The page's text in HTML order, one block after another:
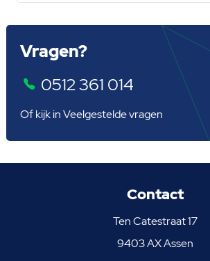
Vragen?
0512 361 014
Of kijk inVeelgestelde vragen
Contact
Ten Catestraat 17
9403 AX Assen